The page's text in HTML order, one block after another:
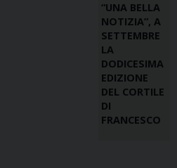
“UNA BELLA
NOTIZIA”, A
SETTEMBRE
LA
DODICESIMA
EDIZIONE
DEL CORTILE
DI
FRANCESCO